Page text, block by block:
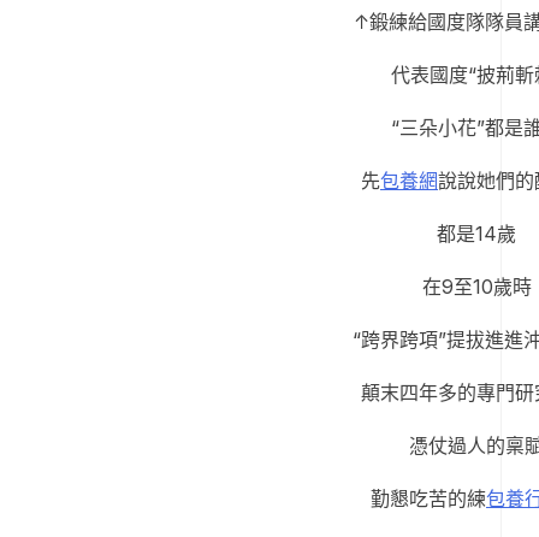
↑鍛練給國度隊隊員
代表國度“披荊斬
“三朵小花”都是
先包養網說說她們
都是14歲
在9至10歲時
“跨界跨項”提拔進進
顛末四年多的專門
憑仗過人的稟
勤懇吃苦的練包養